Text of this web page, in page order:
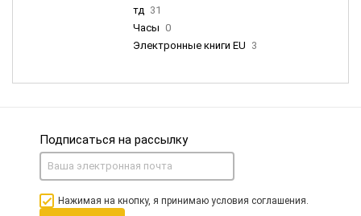
тд 31
Часы 0
Электронные книги EU 3
Подписаться на рассылку
Нажимая на кнопку, я принимаю условия соглашения.